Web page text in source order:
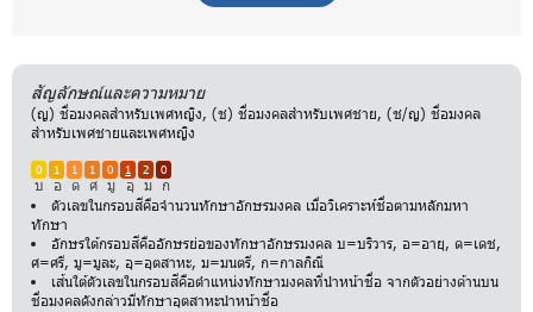
สัญลักษณ์และความหมาย
(ญ) ชื่อมงคลสำหรับเพศหญิง, (ช) ชื่อมงคลสำหรับเพศชาย, (ช/ญ) ชื่อมงคล
สำหรับเพศชายและเพศหญิง
0 1 1 1 0 1 2 0
บ อ ด ศ มู อุ ม ก
ตัวเลขในกรอบสีคือจำนวนทักษาอักษรมงคล เมื่อวิเคราะห์ชื่อตามหลักมหา
ทักษา
อักษรใต้กรอบสีคืออักษรย่อของทักษาอักษรมงคล บ=บริวาร, อ=อายุ, ด=เดช,
ศ=ศรี, มู=มูละ, อุ=อุตสาหะ, ม=มนตรี, ก=กาลกิณี
เส้นใต้ตัวเลขในกรอบสีคือตำแหน่งทักษามงคลที่นำหน้าชื่อ จากตัวอย่างด้านบน
ชื่อมงคลดังกล่าวมีทักษาอุตสาหะนำหน้าชื่อ